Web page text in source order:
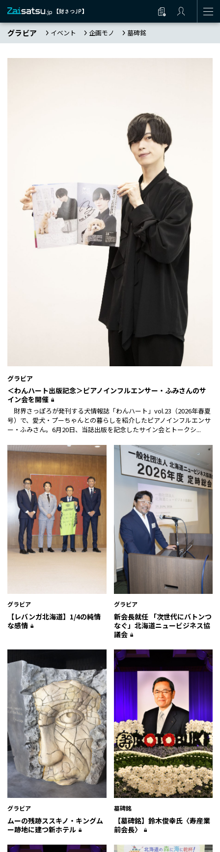
グラビア イベント 企画モノ 墓碑銘
グラビア
＜わんハート出版記念＞ピアノインフルエンサー・ふみさんのサ
イン会を開催
財界さっぽろが発刊する犬情報誌「わんハート」vol.23（2026年春夏
号）で、愛犬・プーちゃんとの暮らしを紹介したピアノインフルエンサ
ー・ふみさん。6月20日、当誌出版を記念したサイン会とトークシ...
グラビア
【レバンガ北海道】1/4の純情
な感情
グラビア
新会長就任 「次世代にバトンつ
なぐ」北海道ニュービジネス協
議会
グラビア
ムーの残跡――ススキノ・キングム
ー跡地に建つ新ホテル
墓碑銘
【墓碑銘】鈴木俊幸氏〈寿産業
前会長〉